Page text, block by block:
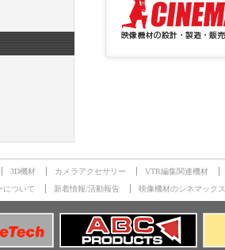
3D機材 カメラアクセサリー VTR編集関連機材
について
新着情報/活動報告 映像機材のシネマックス